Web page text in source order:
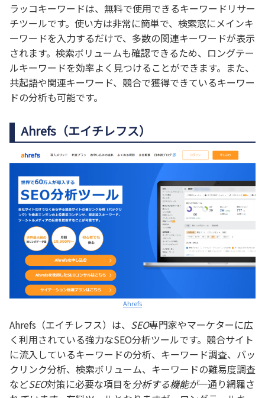
ラッコキーワードは、無料で使用できるキーワードリサー
チツールです。使い方は非常に簡単で、検索窓にメインキ
ーワードを入力するだけで、多数の関連キーワードが表示
されます。検索ボリュームも確認できるため、ロングテー
ルキーワードを効率よく見つけることができます。また、
共起語や関連キーワード、競合で獲得できているキーワー
ドの分析も可能です。
Ahrefs（エイチレフス）
Ahrefs
Ahrefs（エイチレフス）は、 SEO専門家やマーケターに広
く利用されている強力なSEO分析ツールです。競合サイト
に流入しているキーワードの分析、キーワード調査、バッ
クリンク分析、検索ボリューム、キーワードの難易度調査
などSEO対策に必要な項目を分析する機能が一通り網羅さ